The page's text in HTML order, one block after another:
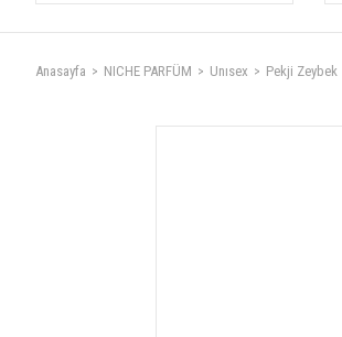
Anasayfa NICHE PARFÜM Unısex Pekji Zeybek